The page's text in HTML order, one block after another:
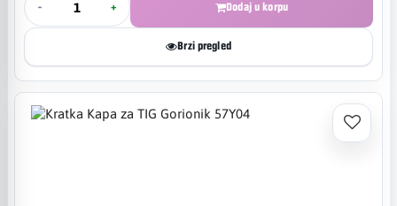
- + Dodaj u korpu
Brzi pregled